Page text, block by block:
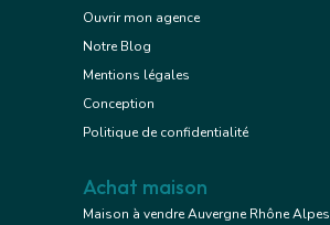
Ouvrir mon agence
Notre Blog
Mentions légales
Conception
Politique de confidentialité
Achat maison
Maison à vendre Auvergne Rhône Alpes